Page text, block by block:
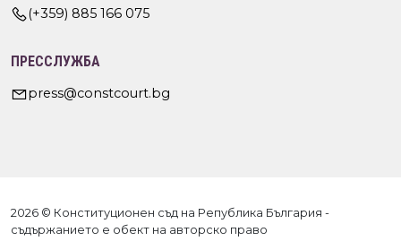
(+359) 885 166 075
ПРЕССЛУЖБА
press@constcourt.bg
2026 © Конституционен съд на Република България -
съдържанието е обект на авторско право